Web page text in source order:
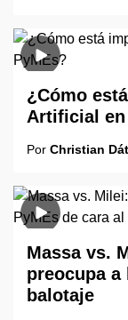
¿Cómo
Artificial en
Por Christian
Massa vs.
preocupa a
balotaje